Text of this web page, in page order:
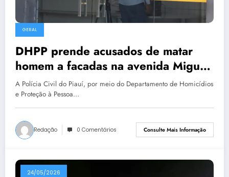
GERAL
DHPP prende acusados de matar
homem a facadas na avenida Miguel
Rosa
A Polícia Civil do Piauí, por meio do Departamento de Homicídios
e Proteção à Pessoa…
Redação 0 Comentários Consulte Mais Informação
24/05/2026